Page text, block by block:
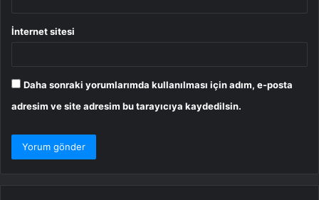
İnternet sitesi
Daha sonraki yorumlarımda kullanılması için adım, e-posta
adresim ve site adresim bu tarayıcıya kaydedilsin.